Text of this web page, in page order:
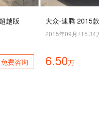
越版
免费咨询
大众-速腾 2015
2015年09月 /15.34
6.50万